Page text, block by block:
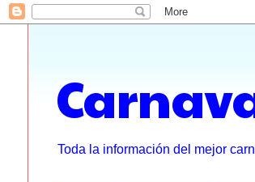
Toda la información del mejor